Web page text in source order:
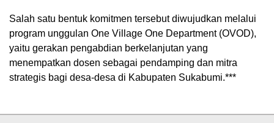
Salah satu bentuk komitmen tersebut diwujudkan melalui
program unggulan One Village One Department (OVOD),
yaitu gerakan pengabdian berkelanjutan yang
menempatkan dosen sebagai pendamping dan mitra
strategis bagi desa-desa di Kabupaten Sukabumi.***